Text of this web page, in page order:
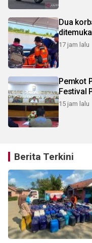
Dua
17 jam lalu
Pemkot
Festival
15 jam lalu
Berita Terkini